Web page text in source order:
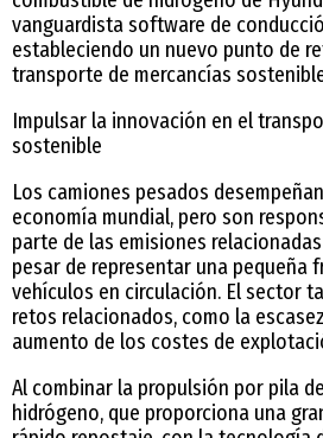
vanguardista software de
estableciendo un nuevo punto de
transporte de mercancías
Impulsar la innovación en el
sostenible
Los camiones pesados
economía mundial, pero son
parte de las emisiones
pesar de representar una pequeña
vehículos en circulación. El sector
retos relacionados, como la
aumento de los costes de
Al combinar la propulsión por pila
hidrógeno, que proporciona una